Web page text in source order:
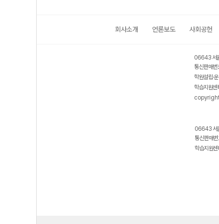
회사소개 언론보도 사회공헌
06643 서
통신판매
학원설립·
학습지원
06643 서
통신판매
학습지원